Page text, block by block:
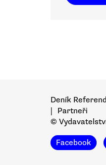
Deník
Partneři
©
Facebook